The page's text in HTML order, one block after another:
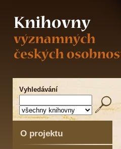
Vyhledávání
O projektu